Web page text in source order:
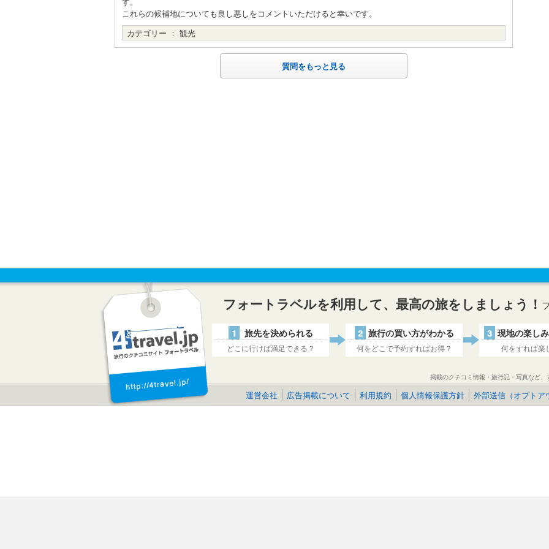
これらの候補地についても良し悪しをコメントいただけると幸いです。
カテゴリー ： 観光
質問をもっと見る
フォートラベルを利用して、最高の旅をしましょう！
1 旅先を決められる
どこに行けば満足できる？
2 旅行の買い方がわかる
何をどこで予約すればお得？
3 現地の楽し
何をすれば楽
掲載のクチコミ情報・旅行記・写真など、
運営会社 広告掲載について 利用規約 個人情報保護方針 外部送信（オプトア